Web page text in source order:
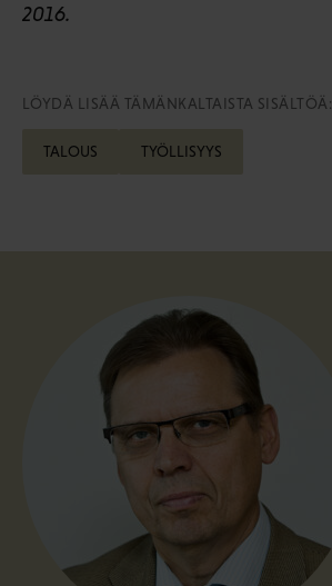
2016.
LÖYDÄ LISÄÄ TÄMÄNKALTAISTA SISÄLTÖÄ:
TALOUS TYÖLLISYYS